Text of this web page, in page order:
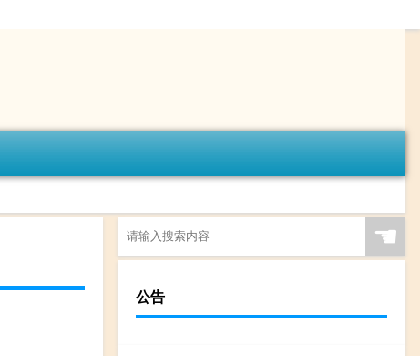
☚
公告